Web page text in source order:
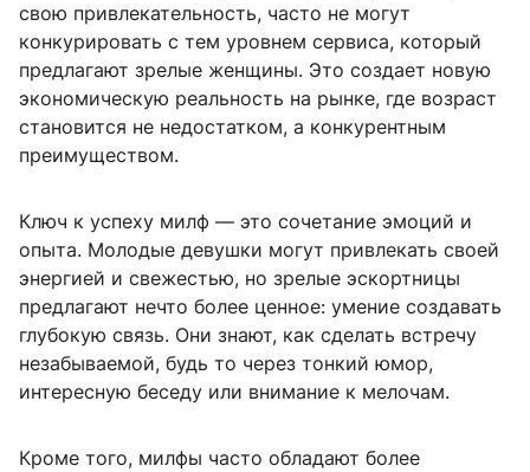
свою привлекательность, часто не могут
конкурировать с тем уровнем сервиса, который
предлагают зрелые женщины. Это создает новую
экономическую реальность на рынке, где возраст
становится не недостатком, а конкурентным
преимуществом.
Ключ к успеху милф — это сочетание эмоций и
опыта. Молодые девушки могут привлекать своей
энергией и свежестью, но зрелые эскортницы
предлагают нечто более ценное: умение создавать
глубокую связь. Они знают, как сделать встречу
незабываемой, будь то через тонкий юмор,
интересную беседу или внимание к мелочам.
Кроме того, милфы часто обладают более